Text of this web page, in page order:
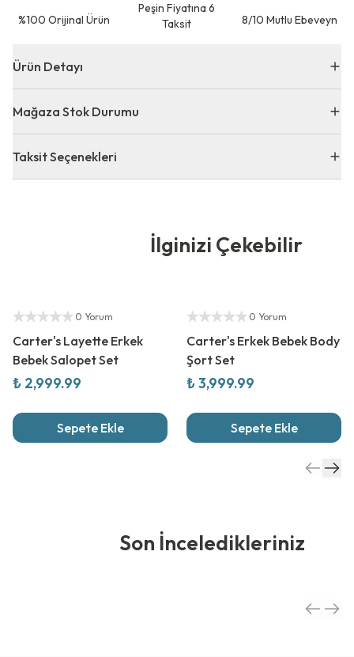
⁠%100 Orijinal Ürün
Peşin Fiyatına 6
Taksit
8/10 Mutlu Ebeveyn
Ürün Detayı
Mağaza Stok Durumu
Taksit Seçenekleri
İlginizi Çekebilir
0 Yorum
Carter's Layette Erkek
Bebek Salopet Set
₺ 2,999.99
Sepete Ekle
0 Yorum
Carter's Erkek Bebek Body
Şort Set
₺ 3,999.99
Sepete Ekle
Son İnceledikleriniz